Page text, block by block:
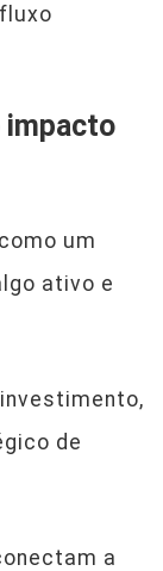
impacto
um
ativo e
de
a